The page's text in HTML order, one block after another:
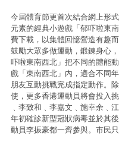
今屆體育節更首次結合網上形
元素的經典小遊戲「郁吓啦東
費下載，以集體回憶營造有趣
鼓勵大眾多做運動，鍛鍊身心
吓啦東南西北」把不同的體能
戲「東南西北」內，適合不同
朋友互動挑戰完成指定動作。
使，更多香港運動員將會投入
﹑李致和﹑李嘉文﹑施幸余﹑
年初確診新型冠狀病毒並於其
動員李振豪都一齊參與。市民